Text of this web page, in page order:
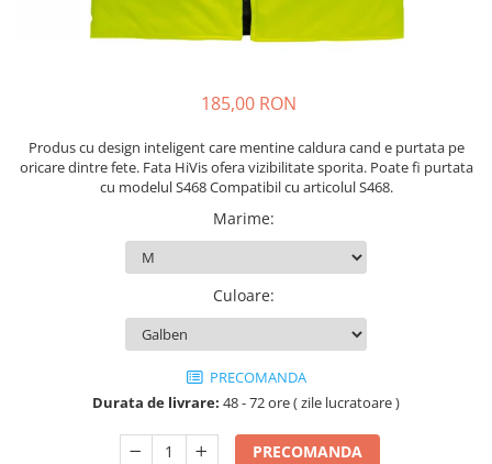
Generatoare
Motocoase
Accesorii motocoase
Foarfece de tuns gard viu si
Masini si tractorase de tuns
Motosape si motoburghie
Motoburghie
Motosapatoare
185,00 RON
Produs cu design inteligent care mentine caldura cand e purtata pe
oricare dintre fete. Fata HiVis ofera vizibilitate sporita. Poate fi purtata
cu modelul S468 Compatibil cu articolul S468.
Marime:
Culoare:
PRECOMANDA
Durata de livrare: 48 - 72 ore ( zile lucratoare )
PRECOMANDA